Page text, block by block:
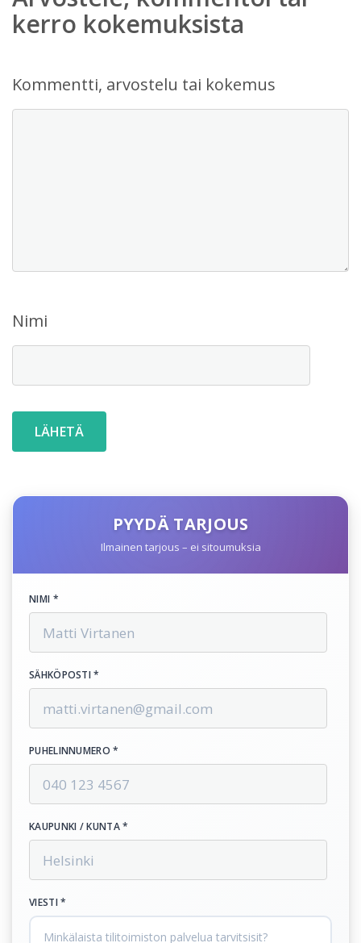
kerro kokemuksista
Kommentti, arvostelu tai kokemus
Nimi
PYYDÄ TARJOUS
Ilmainen tarjous – ei sitoumuksia
NIMI *
SÄHKÖPOSTI *
PUHELINNUMERO *
KAUPUNKI / KUNTA *
VIESTI *